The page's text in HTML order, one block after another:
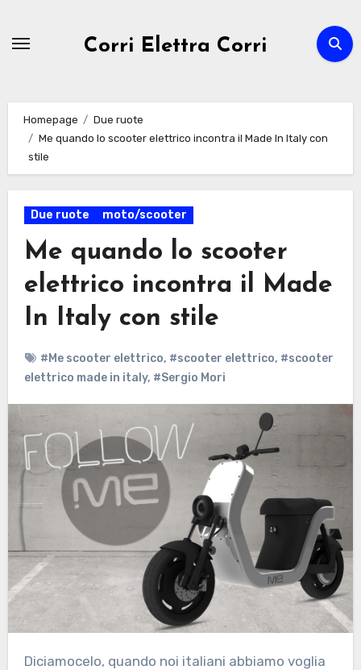
Corri Elettra Corri
Homepage
Due ruote
Me quando lo scooter elettrico incontra il Made In Italy con
stile
Due ruote moto/scooter
Me quando lo scooter
elettrico incontra il Made
In Italy con stile
#Me scooter elettrico, #scooter elettrico, #scooter
elettrico made in italy, #Sergio Mori
Diciamocelo, quando noi italiani abbiamo voglia